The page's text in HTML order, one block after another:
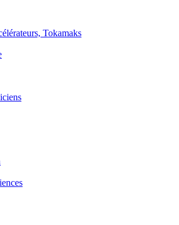
Tokamaks